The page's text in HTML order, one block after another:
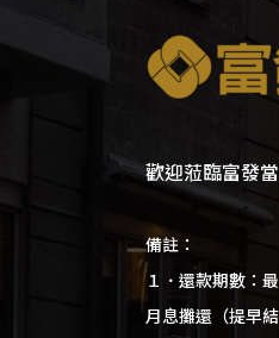
歡迎蒞臨富發
備註：
１．還款期數：
月息攤還（提早